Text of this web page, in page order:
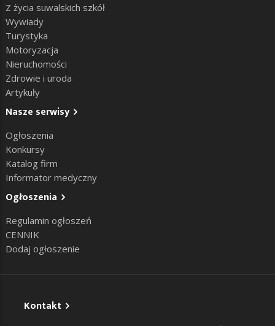
Z życia suwalskich szkół
Wywiady
Turystyka
Motoryzacja
Nieruchomości
Zdrowie i uroda
Artykuły
Nasze serwisy
Ogłoszenia
Konkursy
Katalog firm
Informator medyczny
Ogłoszenia
Regulamin ogłoszeń
CENNIK
Dodaj ogłoszenie
Kontakt